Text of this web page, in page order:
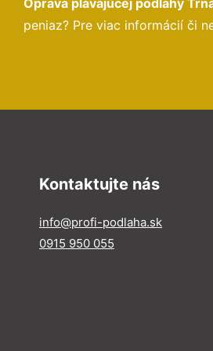
peniaz? Pre viac informácií či
Kontaktujte nás
info@profi-podlaha.sk
0915 950 055